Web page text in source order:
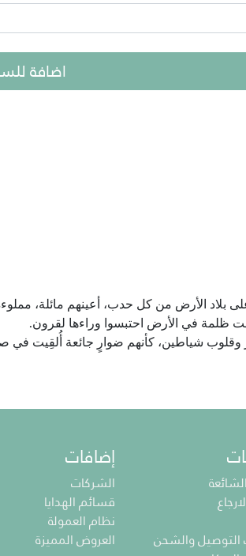
اضافة
بلاد الأرض من كل حدب، أعينهم مائلة،
ظلمة في الأرض احتبسوا وراءها لقرون.
شياطين، كأنهم ضوارٍ جائعة أُلقِيت في
التوصيل والشحن
إضافات
الشركات
قسائم الهدايا
نظام العمولة
العروض المميزة